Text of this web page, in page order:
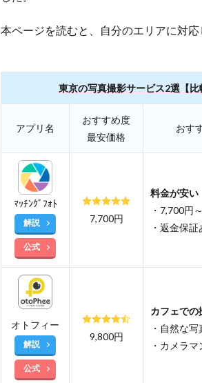
本ページを読むと、自分のエリアに対
東京の写真撮影サービス2選【比
アプリ名
おすすめ度
最安価格
おす
ﾏｯﾁﾝｸﾞﾌｫﾄ
解説
公式
7,700円
料金が安い
・7,700円～
・返金保証
オトフィー
解説
公式
9,800円
カフェでの
・自然な
・カメラ